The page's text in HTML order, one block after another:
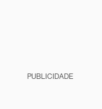
PUBLICIDADE